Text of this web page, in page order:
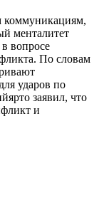
коммуникациям,
менталитет
вопросе
По словам
ударов по
заявил, что
и